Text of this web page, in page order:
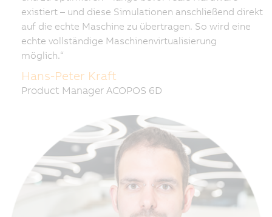
existiert – und diese Simulationen anschließend direkt
auf die echte Maschine zu übertragen. So wird eine
echte vollständige Maschinenvirtualisierung
möglich.“
Hans-Peter Kraft
Product Manager ACOPOS 6D